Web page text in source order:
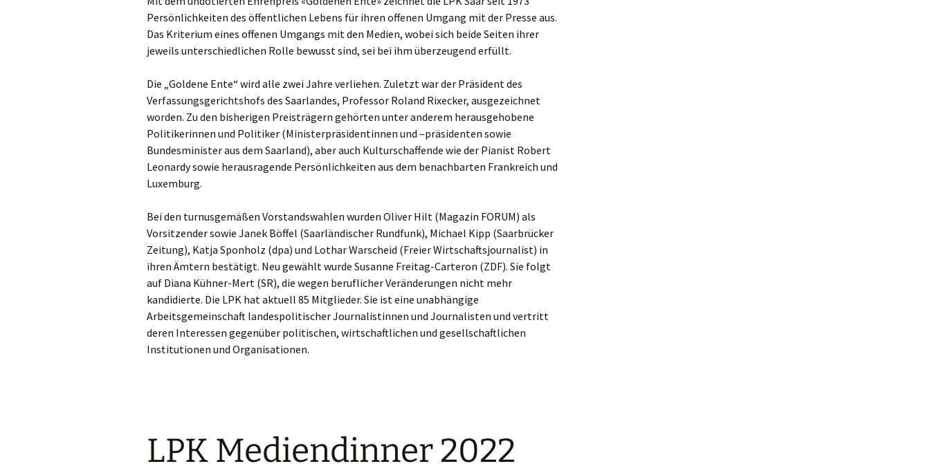
Persönlichkeiten des öffentlichen Lebens für ihren offenen Umgang mit der Presse aus.
Das Kriterium eines offenen Umgangs mit den Medien, wobei sich beide Seiten ihrer
jeweils unterschiedlichen Rolle bewusst sind, sei bei ihm überzeugend erfüllt.
Die „Goldene Ente“ wird alle zwei Jahre verliehen. Zuletzt war der Präsident des
Verfassungsgerichtshofs des Saarlandes, Professor Roland Rixecker, ausgezeichnet
worden. Zu den bisherigen Preisträgern gehörten unter anderem herausgehobene
Politikerinnen und Politiker (Ministerpräsidentinnen und –präsidenten sowie
Bundesminister aus dem Saarland), aber auch Kulturschaffende wie der Pianist Robert
Leonardy sowie herausragende Persönlichkeiten aus dem benachbarten Frankreich und
Luxemburg.
Bei den turnusgemäßen Vorstandswahlen wurden Oliver Hilt (Magazin FORUM) als
Vorsitzender sowie Janek Böffel (Saarländischer Rundfunk), Michael Kipp (Saarbrücker
Zeitung), Katja Sponholz (dpa) und Lothar Warscheid (Freier Wirtschaftsjournalist) in
ihren Ämtern bestätigt. Neu gewählt wurde Susanne Freitag-Carteron (ZDF). Sie folgt
auf Diana Kühner-Mert (SR), die wegen beruflicher Veränderungen nicht mehr
kandidierte. Die LPK hat aktuell 85 Mitglieder. Sie ist eine unabhängige
Arbeitsgemeinschaft landespolitischer Journalistinnen und Journalisten und vertritt
deren Interessen gegenüber politischen, wirtschaftlichen und gesellschaftlichen
Institutionen und Organisationen.
LPK Mediendinner 2022